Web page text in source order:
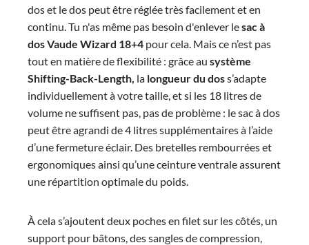
dos et le dos peut être réglée très facilement et en
continu. Tu n'as même pas besoin d'enlever lesac à
dos Vaude Wizard 18+4 pour cela. Mais ce n’est pas
tout en matière de flexibilité : grâce au système
Shifting-Back-Length, la longueur du doss’adapte
individuellement à votre taille, et si les 18 litres de
volume ne suffisent pas, pas de problème : le sac à dos
peut être agrandi de 4 litres supplémentaires à l’aide
d’une fermeture éclair. Des bretelles rembourrées et
ergonomiques ainsi qu’une ceinture ventrale assurent
une répartition optimale du poids.
À cela s’ajoutent deux poches en filet sur les côtés, un
support pour bâtons, des sangles de compression,